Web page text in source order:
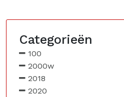
Categorieën
100
2000w
2018
2020